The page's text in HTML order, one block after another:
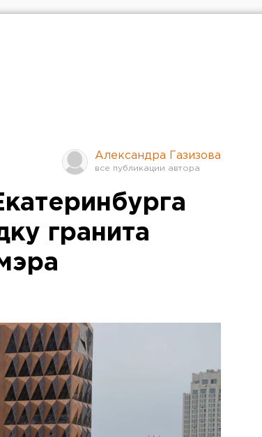
Александра Газизова
гранита